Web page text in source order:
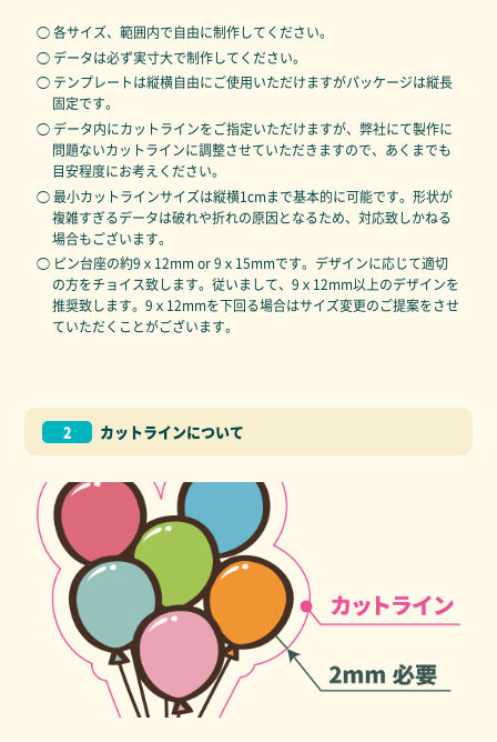
◯ 各サイズ、範囲内で自由に制作してください。
◯ データは必ず実寸大で制作してください。
◯ テンプレートは縦横自由にご使用いただけますがパッケージは縦長
固定です。
◯ データ内にカットラインをご指定いただけますが、弊社にて製作に
問題ないカットラインに調整させていただきますので、あくまでも
目安程度にお考えください。
◯ 最小カットラインサイズは縦横1cmまで基本的に可能です。形状が
複雑すぎるデータは破れや折れの原因となるため、対応致しかねる
場合もございます。
◯ ピン台座の約9ｘ12mm or 9ｘ15mmです。デザインに応じて適切
の方をチョイス致します。従いまして、9ｘ12mm以上のデザインを
推奨致します。9ｘ12mmを下回る場合はサイズ変更のご提案をさせ
ていただくことがございます。
2 カットラインについて